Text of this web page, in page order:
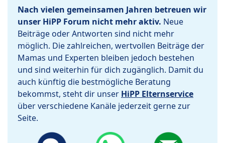
Nach vielen gemeinsamen Jahren betreuen wir
unser HiPP Forum nicht mehr aktiv. Neue
Beiträge oder Antworten sind nicht mehr
möglich. Die zahlreichen, wertvollen Beiträge der
Mamas und Experten bleiben jedoch bestehen
und sind weiterhin für dich zugänglich. Damit du
auch künftig die bestmögliche Beratung
bekommst, steht dir unser HiPP Elternservice
über verschiedene Kanäle jederzeit gerne zur
Seite.